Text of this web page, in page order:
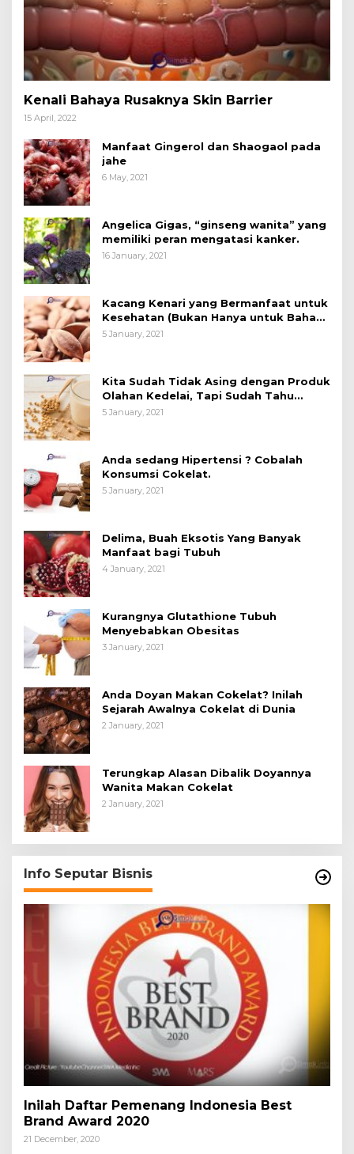
Kenali Bahaya Rusaknya Skin Barrier
15 April, 2022
Manfaat Gingerol dan Shaogaol pada
jahe
6 May, 2021
Angelica Gigas, “ginseng wanita” yang
memiliki peran mengatasi kanker.
16 January, 2021
Kacang Kenari yang Bermanfaat untuk
Kesehatan (Bukan Hanya untuk Bahan
Kue)
5 January, 2021
Kita Sudah Tidak Asing dengan Produk
Olahan Kedelai, Tapi Sudah Tahu
Manfaatnya untuk Kesehatan?
5 January, 2021
Anda sedang Hipertensi ? Cobalah
Konsumsi Cokelat.
5 January, 2021
Delima, Buah Eksotis Yang Banyak
Manfaat bagi Tubuh
4 January, 2021
Kurangnya Glutathione Tubuh
Menyebabkan Obesitas
3 January, 2021
Anda Doyan Makan Cokelat? Inilah
Sejarah Awalnya Cokelat di Dunia
2 January, 2021
Terungkap Alasan Dibalik Doyannya
Wanita Makan Cokelat
2 January, 2021
Info Seputar Bisnis
Inilah Daftar Pemenang Indonesia Best
Brand Award 2020
21 December, 2020